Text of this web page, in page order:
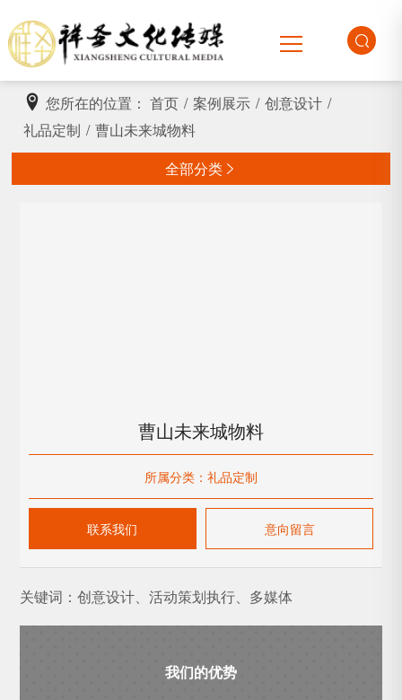
您所在的位置： 首页 / 案例展示 / 创意设计 /
礼品定制 / 曹山未来城物料
全部分类
曹山未来城物料
所属分类：礼品定制
联系我们 意向留言
关键词：创意设计、活动策划执行、多媒体
我们的优势